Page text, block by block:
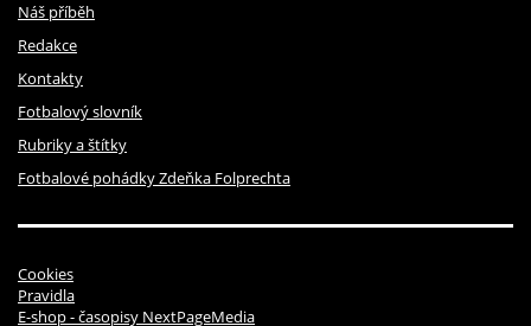
Náš příběh
Redakce
Kontakty
Fotbalový slovník
Rubriky a štítky
Fotbalové pohádky Zdeňka Folprechta
Cookies
Pravidla
E-shop - časopisy NextPageMedia